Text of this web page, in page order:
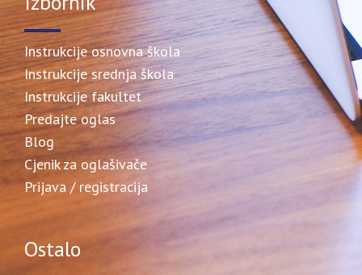
Instrukcije osnovna škola
Instrukcije srednja škola
Instrukcije fakultet
Predajte oglas
Blog
Cjenik za oglašivače
Prijava / registracija
Ostalo